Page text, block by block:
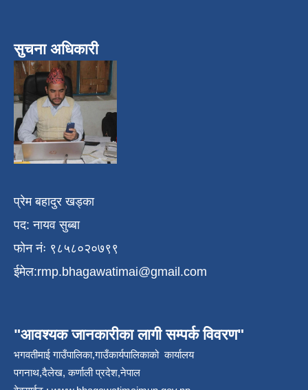
सुचना अधिकारी
प्रेम बहादुर खड्का
पद: नायव सुब्बा
फोन नंः ९८५८०२०७९९
ईमेल:rmp.bhagawatimai@gmail.com
"आवश्यक जानकारीका लागी सम्पर्क विवरण"
भगवतीमाई गाउँपालिका,गाउँकार्यपालिकाको कार्यालय
पगनाथ,दैलेख, कर्णाली प्रदेश,नेपाल